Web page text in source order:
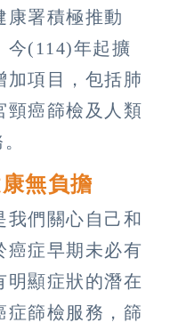
康署積極推動
今(114)年起擴
加項目，包括肺
頸癌篩檢及人類
無負擔
我們關心自己和
癌症早期未必有
明顯症狀的潛在
症篩檢服務，篩